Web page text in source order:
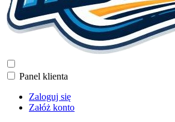
Panel klienta
Zaloguj się
Załóż konto